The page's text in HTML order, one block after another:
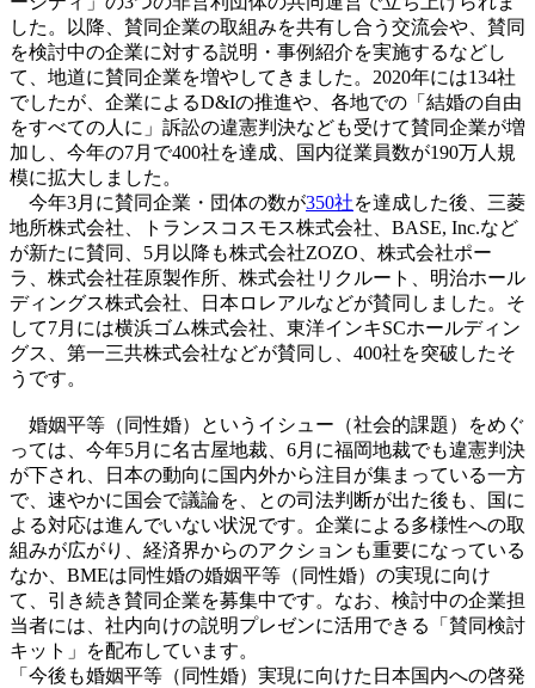
した。以降、賛同企業の取組みを共有し合う交流会や、賛同
を検討中の企業に対する説明・事例紹介を実施するなどし
て、地道に賛同企業を増やしてきました。2020年には134社
でしたが、企業によるD&Iの推進や、各地での「結婚の自由
をすべての人に」訴訟の違憲判決なども受けて賛同企業が増
加し、今年の7月で400社を達成、国内従業員数が190万人規
模に拡大しました。
今年3月に賛同企業・団体の数が350社を達成した後、三菱
地所株式会社、トランスコスモス株式会社、BASE, Inc.など
が新たに賛同、5月以降も株式会社ZOZO、株式会社ポー
ラ、株式会社荏原製作所、株式会社リクルート、明治ホール
ディングス株式会社、日本ロレアルなどが賛同しました。そ
して7月には横浜ゴム株式会社、東洋インキSCホールディン
グス、第一三共株式会社などが賛同し、400社を突破したそ
うです。
婚姻平等（同性婚）というイシュー（社会的課題）をめぐ
っては、今年5月に名古屋地裁、6月に福岡地裁でも違憲判決
が下され、日本の動向に国内外から注目が集まっている一方
で、速やかに国会で議論を、との司法判断が出た後も、国に
よる対応は進んでいない状況です。企業による多様性への取
組みが広がり、経済界からのアクションも重要になっている
なか、BMEは同性婚の婚姻平等（同性婚）の実現に向け
て、引き続き賛同企業を募集中です。なお、検討中の企業担
当者には、社内向けの説明プレゼンに活用できる「賛同検討
キット」を配布しています。
「今後も婚姻平等（同性婚）実現に向けた日本国内への啓発